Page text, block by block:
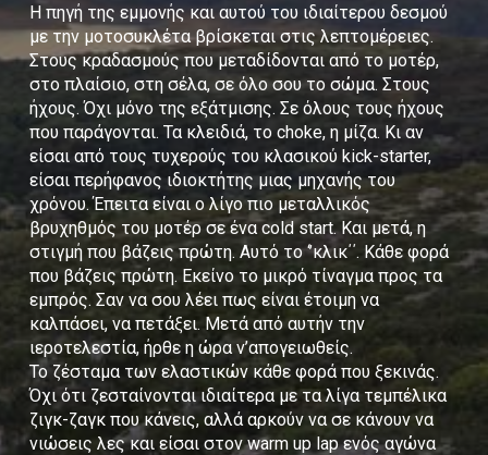
Η πηγή της εμμονής και αυτού του ιδιαίτερου δεσμού
με την μοτοσυκλέτα βρίσκεται στις λεπτομέρειες.
Στους κραδασμούς που μεταδίδονται από το μοτέρ,
στο πλαίσιο, στη σέλα, σε όλο σου το σώμα. Στους
ήχους. Όχι μόνο της εξάτμισης. Σε όλους τους ήχους
που παράγονται. Τα κλειδιά, το choke, η μίζα. Κι αν
είσαι από τους τυχερούς του κλασικού kick-starter,
είσαι περήφανος ιδιοκτήτης μιας μηχανής του
χρόνου. Έπειτα είναι ο λίγο πιο μεταλλικός
βρυχηθμός του μοτέρ σε ένα cold start. Και μετά, η
στιγμή που βάζεις πρώτη. Αυτό το ‘’κλικ΄΄. Κάθε φορά
που βάζεις πρώτη. Εκείνο το μικρό τίναγμα προς τα
εμπρός. Σαν να σου λέει πως είναι έτοιμη να
καλπάσει, να πετάξει. Μετά από αυτήν την
ιεροτελεστία, ήρθε η ώρα ν’απογειωθείς.
Το ζέσταμα των ελαστικών κάθε φορά που ξεκινάς.
Όχι ότι ζεσταίνονται ιδιαίτερα με τα λίγα τεμπέλικα
ζιγκ-ζαγκ που κάνεις, αλλά αρκούν να σε κάνουν να
νιώσεις λες και είσαι στον warm up lap ενός αγώνα